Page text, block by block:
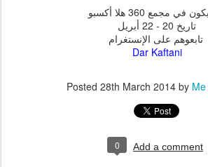
في مجمع 360 هلا أكسبو
تاريخ 20 - 22 أبريل
تابعوهم على الإنستغرام
Dar Kaftani
Posted 28th March 2014 by
0 Add a comment